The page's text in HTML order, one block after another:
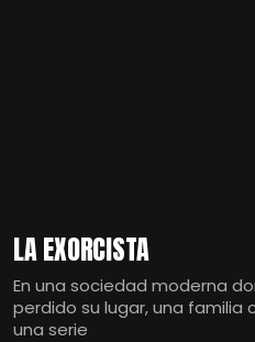
LA EXORCISTA
En una sociedad moderna
perdido su lugar, una
una serie